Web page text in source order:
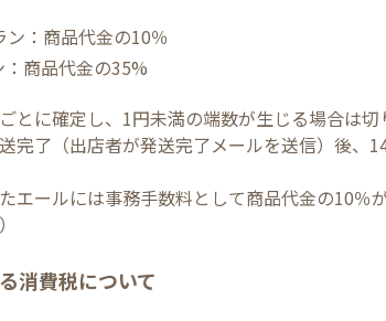
ン：商品代金の10％
：商品代金の35%
とに確定し、1円未満の端数が生じる場合は切
完了（出店者が発送完了メールを送信）後、
エールには事務手数料として商品代金の10％
消費税について